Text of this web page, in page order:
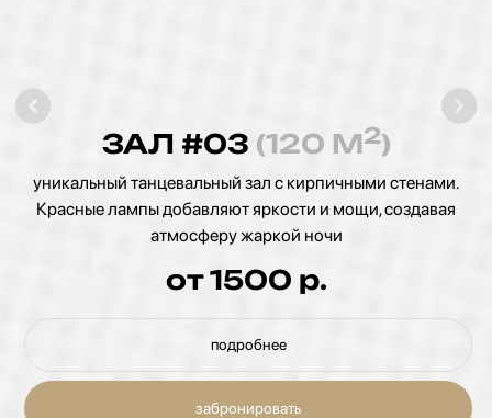
ЗАЛ #04(70 М2)
танцевальный зал прекрасно подойдет для всех, кто
любит искусство в интерьере. Есть станки и спортивный
инвентарь
от 1200 р.
подробнее
забронировать